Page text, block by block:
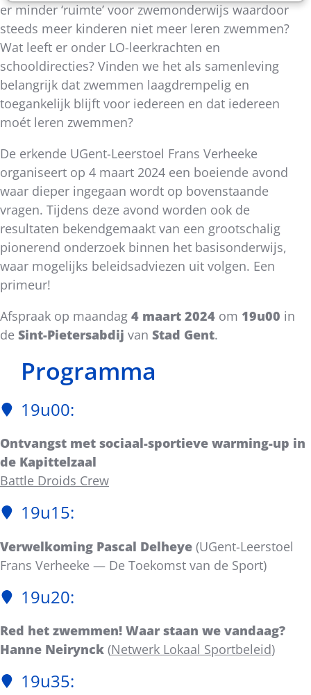
er minder ‘ruimte’ voor zwemonderwijs waardoor
steeds meer kinderen niet meer leren zwemmen?
Wat leeft er onder LO-leerkrachten en
schooldirecties? Vinden we het als samenleving
belangrijk dat zwemmen laagdrempelig en
toegankelijk blijft voor iedereen en dat iedereen
moét leren zwemmen?
De erkende UGent-Leerstoel Frans Verheeke
organiseert op 4 maart 2024 een boeiende avond
waar dieper ingegaan wordt op bovenstaande
vragen. Tijdens deze avond worden ook de
resultaten bekendgemaakt van een grootschalig
pionerend onderzoek binnen het basisonderwijs,
waar mogelijks beleidsadviezen uit volgen. Een
primeur!
Afspraak op maandag 4 maart 2024 om 19u00 in
de Sint-Pietersabdij van Stad Gent.
Programma
19u00:
Ontvangst met sociaal-sportieve warming-up in
de Kapittelzaal
Battle Droids Crew
19u15:
Verwelkoming Pascal Delheye (UGent-Leerstoel
Frans Verheeke — De Toekomst van de Sport)
19u20:
Red het zwemmen! Waar staan we vandaag?
Hanne Neirynck (Netwerk Lokaal Sportbeleid)
19u35: